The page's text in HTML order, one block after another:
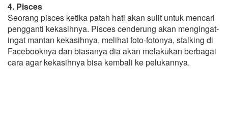
4. Pisces
Seorang pisces ketika patah hati akan sulit untuk mencari
pengganti kekasihnya. Pisces cenderung akan mengingat-
ingat mantan kekasihnya, melihat foto-fotonya, stalking di
Facebooknya dan biasanya dia akan melakukan berbagai
cara agar kekasihnya bisa kembali ke pelukannya.